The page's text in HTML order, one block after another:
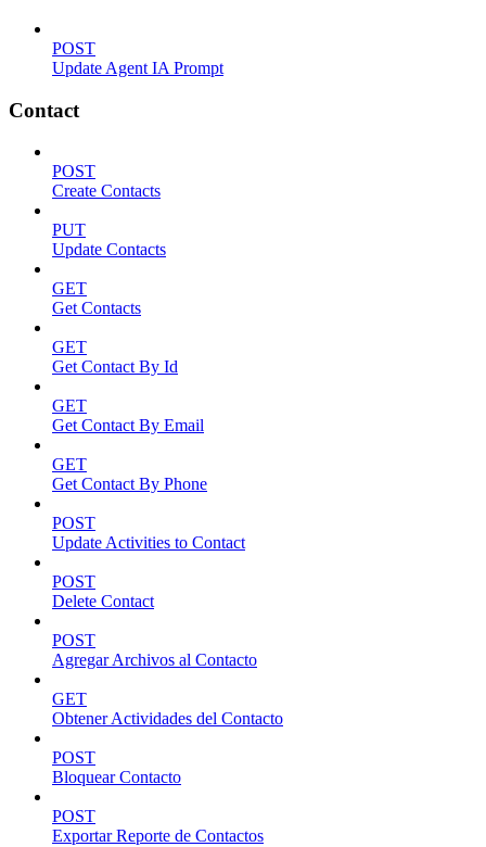
POST
Update Agent IA Prompt
Contact
POST
Create Contacts
PUT
Update Contacts
GET
Get Contacts
GET
Get Contact By Id
GET
Get Contact By Email
GET
Get Contact By Phone
POST
Update Activities to Contact
POST
Delete Contact
POST
Agregar Archivos al Contacto
GET
Obtener Actividades del Contacto
POST
Bloquear Contacto
POST
Exportar Reporte de Contactos